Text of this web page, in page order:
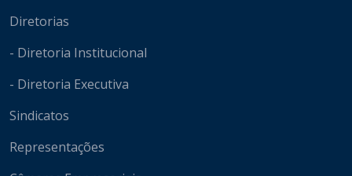
Diretorias
- Diretoria Institucional
- Diretoria Executiva
Sindicatos
Representações